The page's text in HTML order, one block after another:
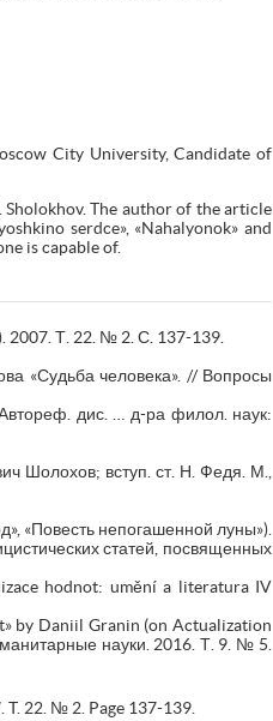
City University, Candidate of
The author of the article
serdce», «Nahalyonok» and
is capable of.
2007. Т. 22. № 2. С. 137-139.
«Судьба человека». // Вопросы
дис. … д-ра филол. наук:
Шолохов; вступ. ст. Н. Федя. М.,
«Повесть непогашенной луны»).
статей, посвященных
hodnot: umění a literatura IV
by Daniil Granin (on Actualization
науки. 2016. Т. 9. № 5.
T. 22. № 2. Page 137-139.